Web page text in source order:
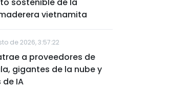
vietnamita
de 2026, 3:57:22
a proveedores de
gigantes de la nube y
IA